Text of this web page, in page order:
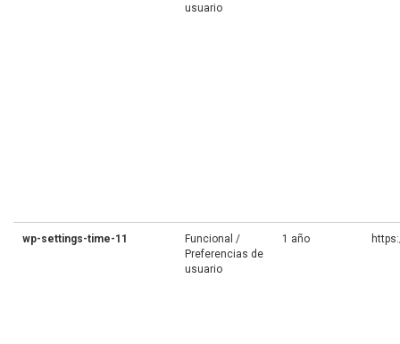
usuario
wp-settings-time-11
Funcional /
Preferencias de
usuario
1 año